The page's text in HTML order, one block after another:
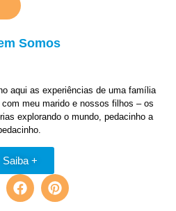
Somos
aqui as experiências de uma família
meu marido e nossos filhos – os
explorando o mundo, pedacinho a
Saiba +